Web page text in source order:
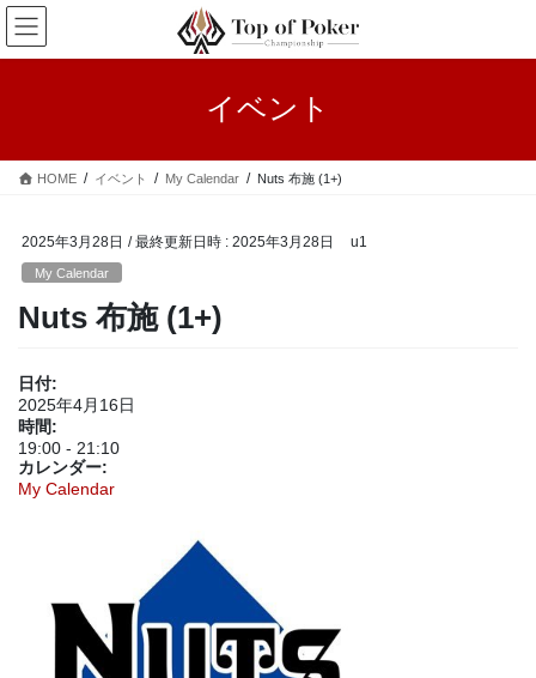
コ
ン
テ
ス
ナ
ビ
ゲ
ン
イベント
HOME イベント My Calendar Nuts 布施 (1+)
2025年3月28日 / 最終更新日時 : 2025年3月28日 u1
My Calendar
Nuts 布施 (1+)
日付:
2025年4月16日
時間:
19:00 - 21:10
カレンダー:
My Calendar